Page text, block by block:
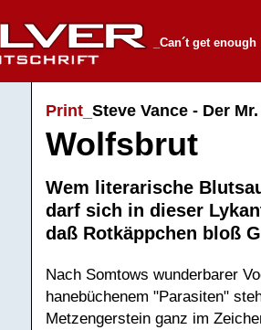
_Can´t get enough
Print_ Steve Vance - Der
Wolfsbrut
Wem literarische
darf sich in dieser
daß Rotkäppchen
Nach Somtows wunderbarer
hanebüchenem "Parasiten"
Metzengerstein ganz im